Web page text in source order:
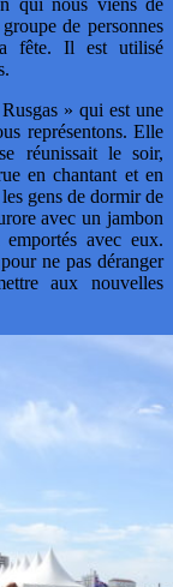
qui nous viens de
de personnes
fête. Il est utilisé
» qui est une
représentons. Elle
réunissait le soir,
en chantant et en
gens de dormir de
avec un jambon
avec eux.
ne pas déranger
aux nouvelles